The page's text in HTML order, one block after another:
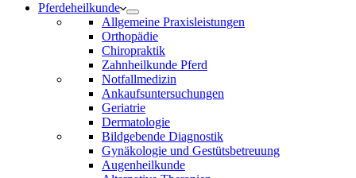
Pferdeheilkunde
Allgemeine Praxisleistungen
Orthopädie
Chiropraktik
Zahnheilkunde Pferd
Notfallmedizin
Ankaufsuntersuchungen
Geriatrie
Dermatologie
Bildgebende Diagnostik
Gynäkologie und Gestütsbetreuung
Augenheilkunde